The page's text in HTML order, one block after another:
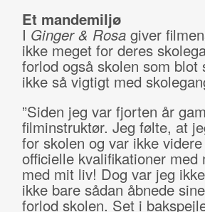
Et mandemiljø
I Ginger & Rosagiver
ikke meget for deres
forlod også skolen som
ikke så vigtigt med
”Siden jeg var fjorten år
filminstruktør. Jeg følte, at
for skolen og var ikke
officielle kvalifikationer
med mit liv! Dog var jeg
ikke bare sådan åbnede
forlod skolen. Set i